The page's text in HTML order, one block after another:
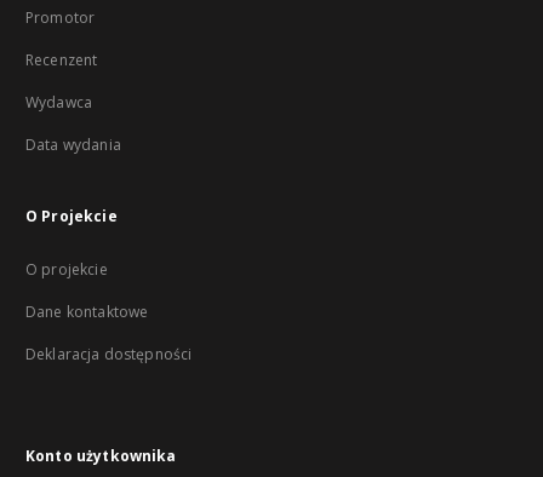
Promotor
Recenzent
Wydawca
Data wydania
O Projekcie
O projekcie
Dane kontaktowe
Deklaracja dostępności
Konto użytkownika